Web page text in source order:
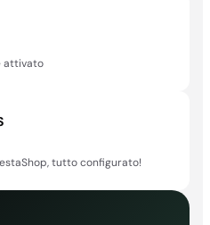
attivato
tutto configurato!